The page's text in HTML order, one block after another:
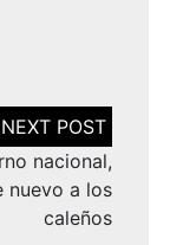
nacional,
nuevo a los
caleños